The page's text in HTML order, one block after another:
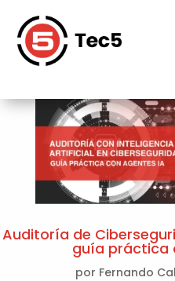
Auditoría de
guía práctica
por Fernando